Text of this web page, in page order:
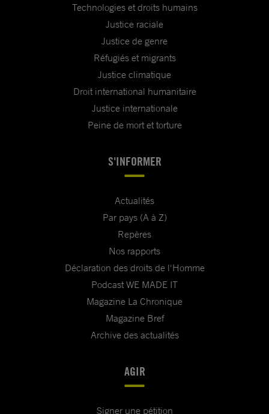
Technologies et droits humains
Justice raciale
Justice de genre
Réfugiés et migrants
Justice climatique
Droit international humanitaire
Justice internationale
Peine de mort et torture
S'INFORMER
Actualités
Par pays (A à Z)
Repères
Nos rapports
Déclaration des droits de l'Homme
Podcast WE MADE IT
Magazine La Chronique
Magazine Bref
Archive des actualités
AGIR
Signer une pétition